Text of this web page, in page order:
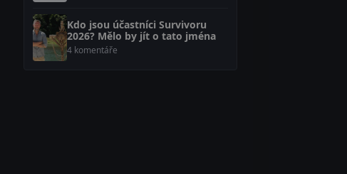
Kdo jsou účastníci Survivoru
2026? Mělo by jít o tato jména
4 komentáře